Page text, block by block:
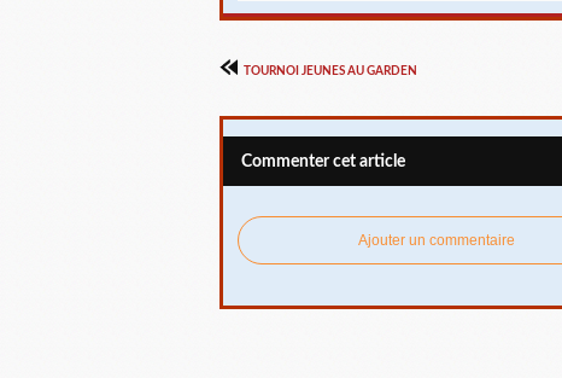
TOURNOI JEUNES AU GARDEN
Commenter cet article
Ajouter un commentaire